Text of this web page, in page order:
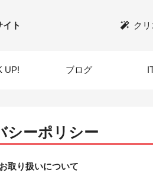
ト ク
UP! ブログ
シーポリシー
取り扱いについて